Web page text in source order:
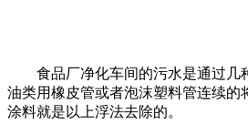
食品厂净化车间的污水是通过几种
油类用橡皮管或者泡沫塑料管连续
涂料就是以上浮法去除的。